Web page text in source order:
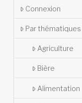
Connexion
Par thématiques
Agriculture
Bière
Alimentation